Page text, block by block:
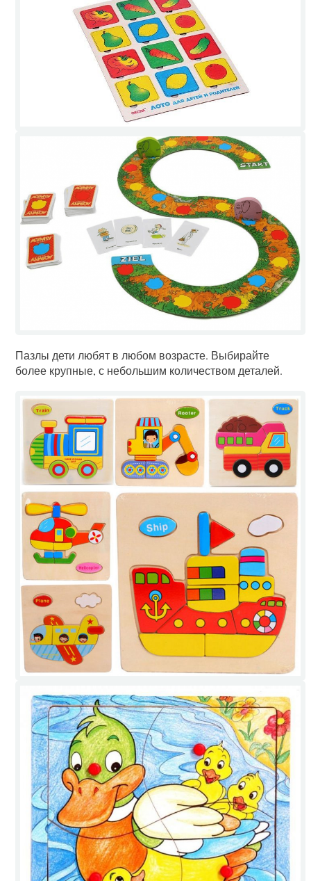
Пазлы дети любят в любом возрасте. Выбирайте
более крупные, с небольшим количеством деталей.